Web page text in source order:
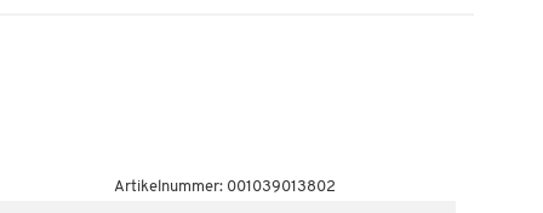
Artikelnummer: 001039013802
Auf Lager